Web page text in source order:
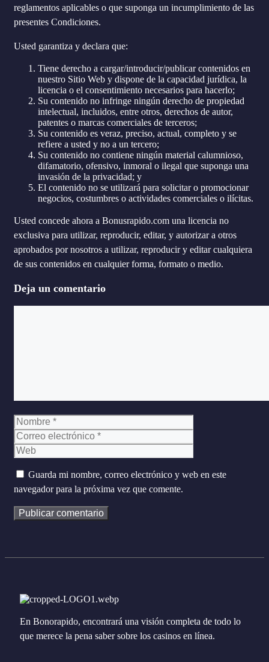
reglamentos aplicables o que suponga un incumplimiento de las
presentes Condiciones.
Usted garantiza y declara que:
Tiene derecho a cargar/introducir/publicar contenidos en
nuestro Sitio Web y dispone de la capacidad jurídica, la
licencia o el consentimiento necesarios para hacerlo;
Su contenido no infringe ningún derecho de propiedad
intelectual, incluidos, entre otros, derechos de autor,
patentes o marcas comerciales de terceros;
Su contenido es veraz, preciso, actual, completo y se
refiere a usted y no a un tercero;
Su contenido no contiene ningún material calumnioso,
difamatorio, ofensivo, inmoral o ilegal que suponga una
invasión de la privacidad; y
El contenido no se utilizará para solicitar o promocionar
negocios, costumbres o actividades comerciales o ilícitas.
Usted concede ahora a Bonusrapido.com una licencia no
exclusiva para utilizar, reproducir, editar, y autorizar a otros
aprobados por nosotros a utilizar, reproducir y editar cualquiera
de sus contenidos en cualquier forma, formato o medio.
Deja un comentario
Nombre
electrónico
Guarda mi nombre, correo electrónico y web en este
navegador para la próxima vez que comente.
En Bonorapido, encontrará una visión completa de todo lo
que merece la pena saber sobre los casinos en línea.